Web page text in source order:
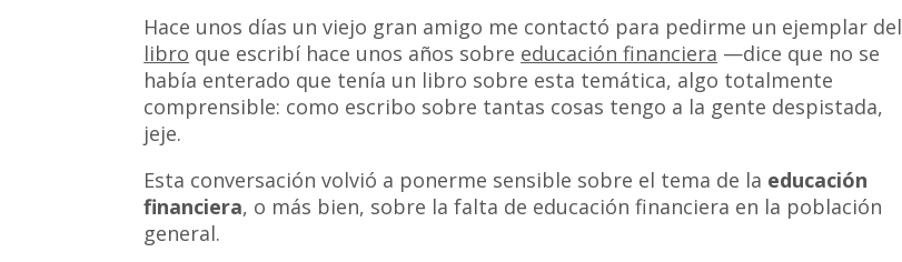
Hace unos días un viejo gran amigo me contactó para pedirme un ejemplar del
libro que escribí hace unos años sobre educación financiera —dice que no se
había enterado que tenía un libro sobre esta temática, algo totalmente
comprensible: como escribo sobre tantas cosas tengo a la gente despistada,
jeje.
Esta conversación volvió a ponerme sensible sobre el tema de la educación
financiera, o más bien, sobre la falta de educación financiera en la población
general.